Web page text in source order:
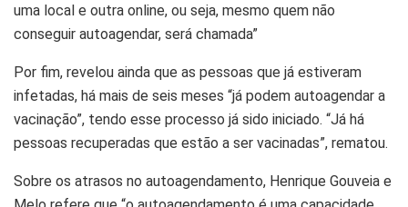
uma local e outra online, ou seja, mesmo quem não
conseguir autoagendar, será chamada”
Por fim, revelou ainda que as pessoas que já estiveram
infetadas, há mais de seis meses “já podem autoagendar a
vacinação”, tendo esse processo já sido iniciado. “Já há
pessoas recuperadas que estão a ser vacinadas”, rematou.
Sobre os atrasos no autoagendamento, Henrique Gouveia e